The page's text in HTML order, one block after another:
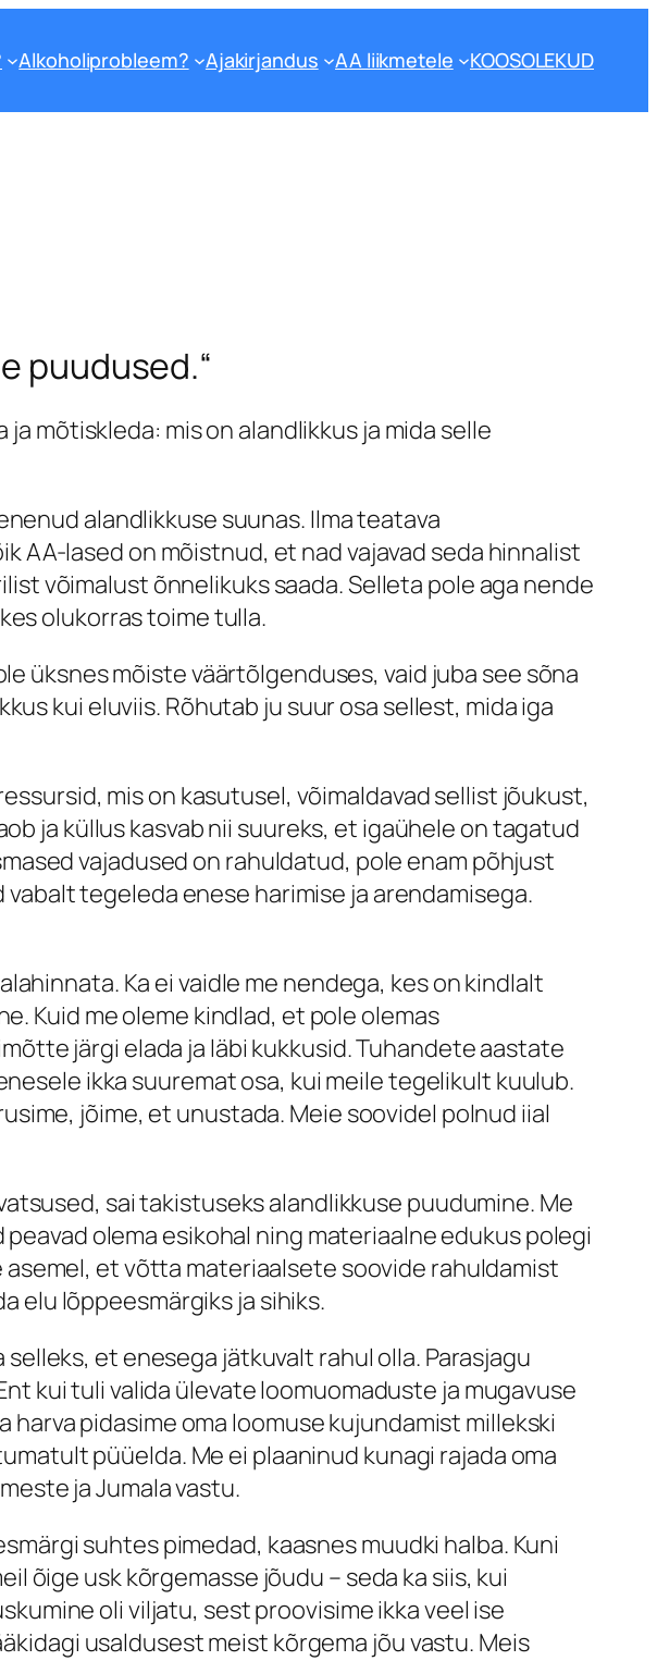
Alkoholiprobleem? Ajakirjandus AA liikmetele KOOSOLEKUD
puudused.“
mõtiskleda: mis on alandlikkus ja mida selle
alandlikkuse suunas. Ilma teatava
AA-lased on mõistnud, et nad vajavad seda hinnalist
võimalust õnnelikuks saada. Selleta pole aga nende
olukorras toime tulla.
üksnes mõiste väärtõlgenduses, vaid juba see sõna
kui eluviis. Rõhutab ju suur osa sellest, mida iga
mis on kasutusel, võimaldavad sellist jõukust,
ja küllus kasvab nii suureks, et igaühele on tagatud
vajadused on rahuldatud, pole enam põhjust
tegeleda enese harimise ja arendamisega.
Ka ei vaidle me nendega, kes on kindlalt
Kuid me oleme kindlad, et pole olemas
järgi elada ja läbi kukkusid. Tuhandete aastate
ikka suuremat osa, kui meile tegelikult kuulub.
jõime, et unustada. Meie soovidel polnud iial
sai takistuseks alandlikkuse puudumine. Me
olema esikohal ning materiaalne edukus polegi
asemel, et võtta materiaalsete soovide rahuldamist
elu lõppeesmärgiks ja sihiks.
et enesega jätkuvalt rahul olla. Parasjagu
kui tuli valida ülevate loomuomaduste ja mugavuse
pidasime oma loomuse kujundamist millekski
püüelda. Me ei plaaninud kunagi rajada oma
ja Jumala vastu.
suhtes pimedad, kaasnes muudki halba. Kuni
õige usk kõrgemasse jõudu – seda ka siis, kui
oli viljatu, sest proovisime ikka veel ise
usaldusest meist kõrgema jõu vastu. Meis